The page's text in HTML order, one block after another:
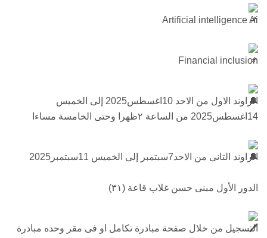
Artificial intelligence Ai
Financial inclusion
الراوند الاول من الاحد 10اغسطس2025 إلى الخميس
14اغسطس2025 من الساعة ٢ظهرا وحتى الخامسة مساءا
الراوند التانى من الاحد7سبتمبر إلى الخميس 11سبتمبر2025
الدور الأول مبنى حسن غلاب قاعة (٣١)
التسجيل من خلال صفحة مبادرة تكامل او فى مقر وحده مبادرة